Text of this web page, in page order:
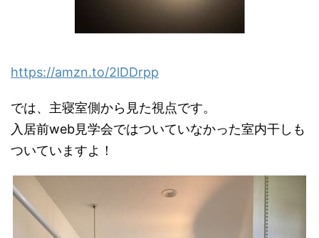
https://amzn.to/2lDDrpp
では、主寝室側から見た視点です。
入居前web見学会ではついていなかった室内干しも
ついていますよ！